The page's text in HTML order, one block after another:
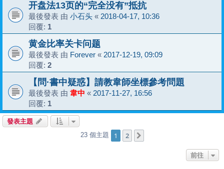
开盘法13页的“完全没有”抵抗
最後發表 由 小石头 « 2018-04-17, 10:36
回覆: 1
黄金比率关卡问题
最後發表 由 Forever « 2017-12-19, 09:09
回覆: 2
【問·書中疑惑】請教韋師坐標參考問題
最後發表 由 韋中 « 2017-11-27, 16:56
回覆: 1
發表主題
23 個主題 1 2
前往